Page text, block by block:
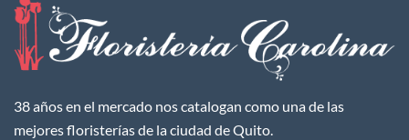
38 años en el mercado nos catalogan como una de las
mejores floristerías de la ciudad de Quito.